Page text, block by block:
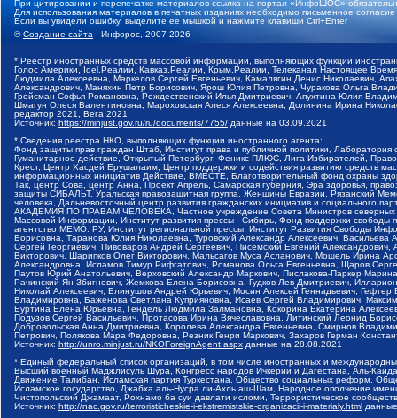
При цитировании и перепечатке материалов ссылка на портал «ИнфоШОС»
Для использования материалов в печатных изданиях необходимо письменное
Если вы увидели ошибку, выделите ее мышкой и нажмите клавиши Ctrl+Enter
©Создание сайта - Инфорос, 2007-2026
* Реестр иностранных средств массовой информации, выполняющих функции
Голос Америки, Idel.Реалии, Кавказ.Реалии, Крым.Реалии, Телеканал Настоящее
Людмила Алексеевна, Маркелов Сергей Евгеньевич, Камалягин Денис Николаевич,
Александрович, Маняхин Петр Борисович, Ярош Юлия Петровна, Чуракова Ольга
Гройсман Софья Романовна, Рождественский Илья Дмитриевич, Апухтина Юлия
Шмагун Олеся Валентиновна, Мароховская Алеся Алексеевна, Долинина Ирина
редактор 2021, Вега 2021
Источник: https://minjust.gov.ru/ru/documents/7755/ данные на 03.09.2021
* Сведения реестра НКО, выполняющих функции иностранного агента:
Фонд защиты прав граждан Штаб, Институт права и публичной политики,
Гуманитарное действие, Открытый Петербург, Феникс ПЛЮС, Лига Избирателей,
Крест, Центр Хасдей Ерушалаим, Центр поддержки и содействия развитию средств
информационных инициатив Действие, ВМЕСТЕ, Благотворительный фонд охраны
Так, центр Сова, центр Анна, Проект Апрель, Самарская губерния, Эра здоровья,
защиты СИБАЛЬТ, Уральская правозащитная группа, Женщины Евразии, Рязанский
человека, Дальневосточный центр развития гражданских инициатив и социального
АКАДЕМИЯ ПО ПРАВАМ ЧЕЛОВЕКА, Частное учреждение Совета Министров северных
Массовой Информации, Институт развития прессы - Сибирь, Фонд поддержки
агентство МЕМО. РУ, Институт региональной прессы, Институт Развития Свободы
Борисовна, Таранова Юлия Николаевна, Туровский Александр Алексеевич,
Сергей Георгиевич, Пивоваров Андрей Сергеевич, Писемский Евгений
Викторович, Шарипков Олег Викторович, Мальсагов Муса Асланович, Мошель Ирина
Александровна, Исламов Тимур Рифгатович, Романова Ольга Евгеньевна, Щаров
Паутов Юрий Анатольевич, Верховский Александр Маркович, Пислакова-Паркер
Рачинский Ян Збигневич, Жемкова Елена Борисовна, Гудков Лев Дмитриевич,
Николай Алексеевич, Блинушов Андрей Юрьевич, Мосин Алексей Геннадьевич,
Владимировна, Баженова Светлана Куприяновна, Исаев Сергей Владимирович,
Буртина Елена Юрьевна, Гендель Людмила Залмановна, Кокорина Екатерина
Подузов Сергей Васильевич, Протасова Ирина Вячеславовна, Литинский Леонид
Добровольская Анна Дмитриевна, Королева Александра Евгеньевна, Смирнов
Петрович, Полякова Мара Федоровна, Резник Генри Маркович, Захаров Герман
Источник: http://unro.minjust.ru/NKOForeignAgent.aspx данные на 28.08.2021
* Единый федеральный список организаций, в том числе иностранных и
Высший военный Маджлисуль Шура, Конгресс народов Ичкерии и Дагестана, Аль-
Движение Талибан, Исламская партия Туркестана, Общество социальных реформ,
Исламское государство, Джабха аль-Нусра ли-Ахль аш-Шам, Народное ополчение
Чистопольский Джамаат, Рохнамо ба суи давлати исломи, Террористическое
Источник: http://nac.gov.ru/terroristicheskie-i-ekstremistskie-organizacii-i-materialy.html